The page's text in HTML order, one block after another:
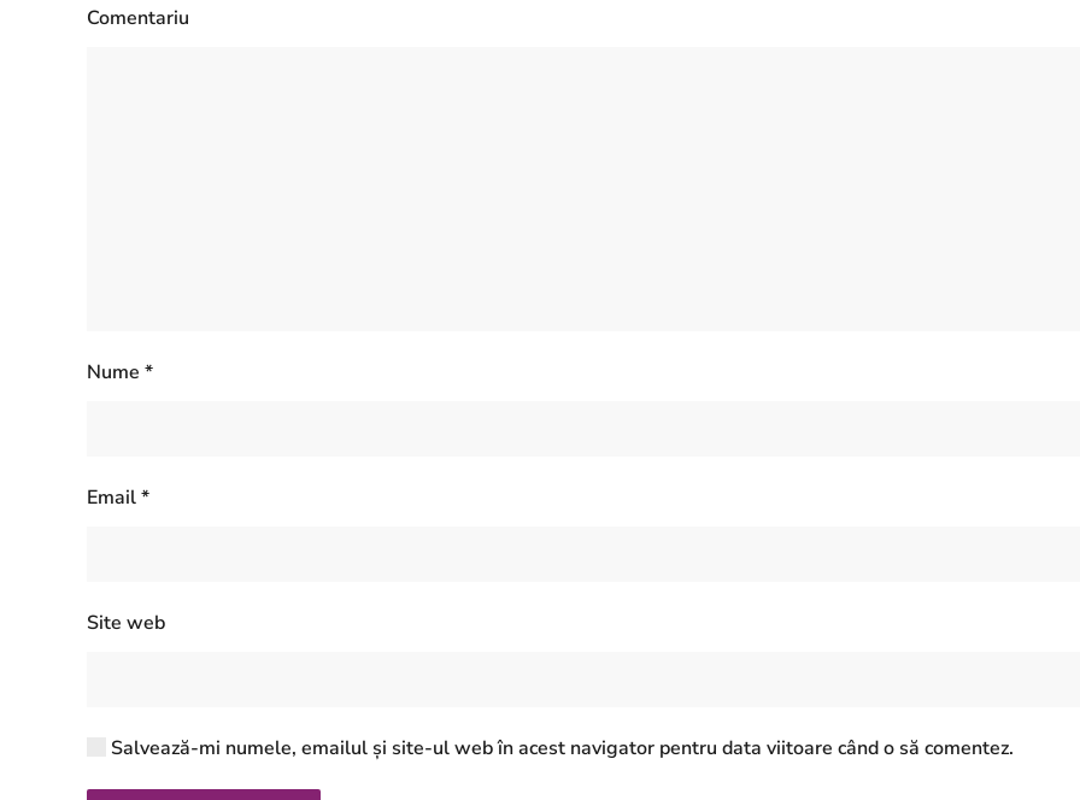
Comentariu
Nume *
Email*
Site web
Salvează-mi numele, emailul și site-ul web în acest navigator pentru data viitoare când o să comentez.